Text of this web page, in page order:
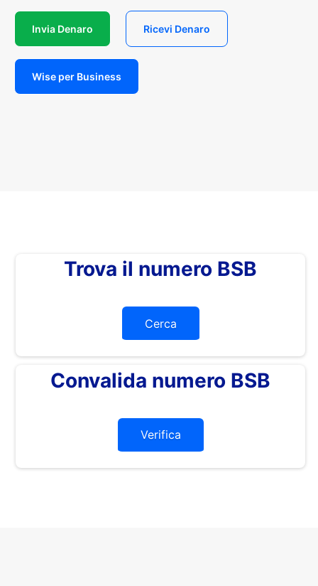
Invia Denaro Ricevi Denaro
Wise per Business
Trova il numero BSB
Cerca
Convalida numero BSB
Verifica